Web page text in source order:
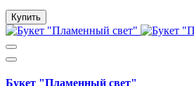
Купить
Букет "Пламенный свет"